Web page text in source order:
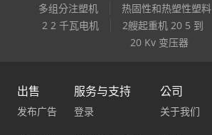
多组分注塑机 热固性和热塑性塑料
2 2 千瓦电机
2艘起重机 20 5 到
20 Kv 变压器
出售
发布广告
服务与支持
登录
公司
关于我们